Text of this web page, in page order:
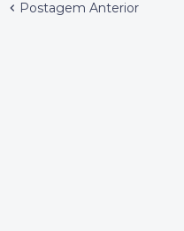
Postagem Anterior